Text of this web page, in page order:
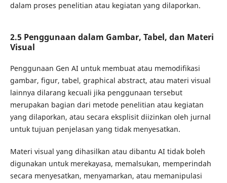
dalam proses penelitian atau kegiatan yang dilaporkan.
2.5 Penggunaan dalam Gambar, Tabel, dan Materi
Visual
Penggunaan Gen AI untuk membuat atau memodifikasi
gambar, figur, tabel, graphical abstract, atau materi visual
lainnya dilarang kecuali jika penggunaan tersebut
merupakan bagian dari metode penelitian atau kegiatan
yang dilaporkan, atau secara eksplisit diizinkan oleh jurnal
untuk tujuan penjelasan yang tidak menyesatkan.
Materi visual yang dihasilkan atau dibantu AI tidak boleh
digunakan untuk merekayasa, memalsukan, memperindah
secara menyesatkan, menyamarkan, atau memanipulasi